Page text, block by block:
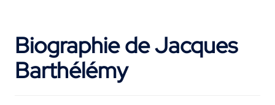
Biographie de Jacques
Barthélémy